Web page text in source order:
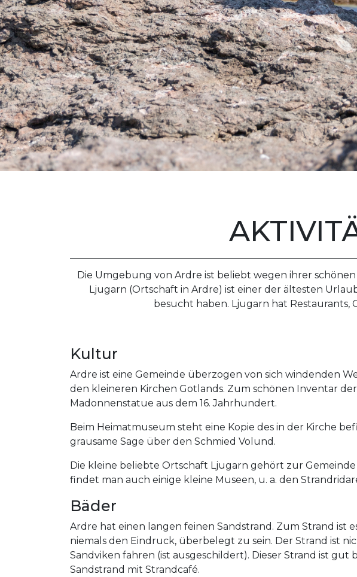
Die Umgebung von Ardre ist beliebt wegen ihrer
Ljugarn (Ortschaft in Ardre) ist einer der ältesten
besucht haben. Ljugarn hat Restaurants,
Kultur
Ardre ist eine Gemeinde überzogen von sich windenden
den kleineren Kirchen Gotlands. Zum schönen Inventar
Madonnenstatue aus dem 16. Jahrhundert.
Beim Heimatmuseum steht eine Kopie des in der Kirche
grausame Sage über den Schmied Volund.
Die kleine beliebte Ortschaft Ljugarn gehört zur
findet man auch einige kleine Museen, u. a. den
Bäder
Ardre hat einen langen feinen Sandstrand. Zum Strand ist
niemals den Eindruck, überbelegt zu sein. Der Strand ist
Sandviken fahren (ist ausgeschildert). Dieser Strand ist
Sandstrand mit Strandcafé.